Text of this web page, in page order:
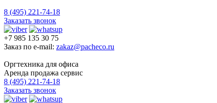
8 (495) 221-74-18
Заказать звонок
+7 985 135 30 75
Заказ по e-mail: zakaz@pacheco.ru
Оргтехника для офиса
Аренда продажа сервис
8 (495) 221-74-18
Заказать звонок